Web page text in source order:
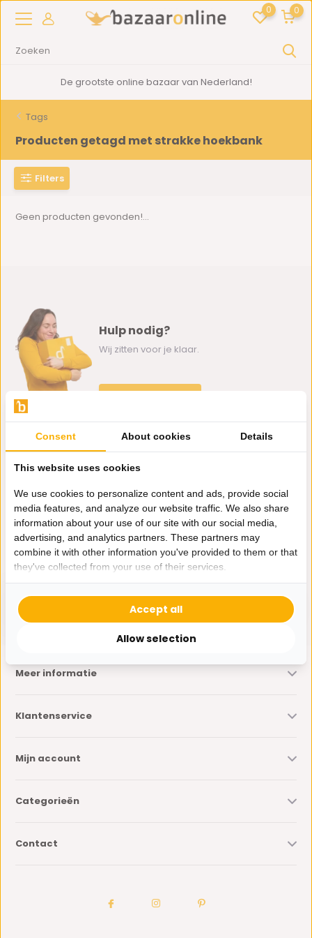
0 0
De grootste online bazaar van Nederland!
Tags
Producten getagd met strakke hoekbank
Filters
Geen producten gevonden!...
Hulp nodig?
Wij zitten voor je klaar.
klantenservice@bazaaronline.nl
Ontvang de nieuwste aanbiedingen en promoties. We zullen
je niet spammen, beloofd.
* Lees hier de wettelijke beperkingen
Meer informatie
Klantenservice
Mijn account
Categorieën
Contact
Consent About cookies Details
This website uses cookies
We use cookies to personalize content and ads, provide social
media features, and analyze our website traffic. We also share
information about your use of our site with our social media,
advertising, and analytics partners. These partners may
combine it with other information you've provided to them or that
they've collected from your use of their services.
Allow selection
Accept all